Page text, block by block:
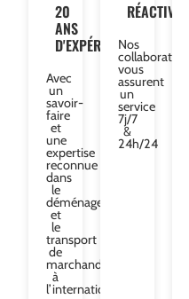
20
ANS
D'EXPÉRIENCE
Avec
un
savoir-
faire
et
une
expertise
reconnue
dans
le
déménagement
et
le
transport
de
marchandises
à
l’international.
RÉACTIVITÉ
Nos
collaborateurs
vous
assurent
un
service
7j/7
&
24h/24